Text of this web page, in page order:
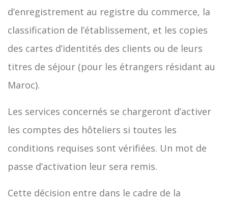
d’enregistrement au registre du commerce, la
classification de l’établissement, et les copies
des cartes d’identités des clients ou de leurs
titres de séjour (pour les étrangers résidant au
Maroc).
Les services concernés se chargeront d’activer
les comptes des hôteliers si toutes les
conditions requises sont vérifiées. Un mot de
passe d’activation leur sera remis.
Cette décision entre dans le cadre de la